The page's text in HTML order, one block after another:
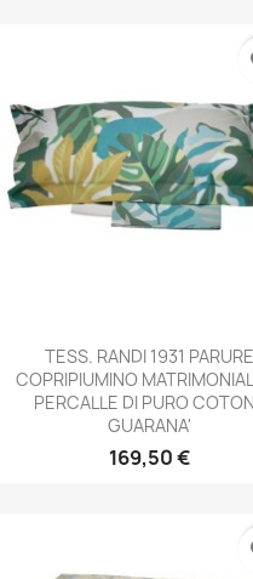
Anteprima
TESS. RANDI 1931 PARURE
COPRIPIUMINO
PERCALLE DI PURO
GUARANA'
169,50 €